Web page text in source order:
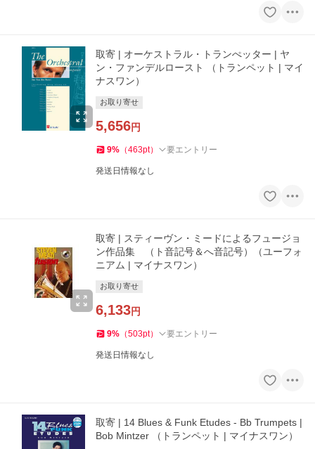
取寄 | オーケストラル・トランぺッター | ヤ
ン・ファンデルロースト （トランペット | マイ
ナスワン）
お取り寄せ
5,656円
9% （463pt） 要エントリー
発送日情報なし
取寄 | スティーヴン・ミードによるフュージョ
ン作品集 （ト音記号＆へ音記号）（ユーフォ
ニアム | マイナスワン）
お取り寄せ
6,133円
9% （503pt） 要エントリー
発送日情報なし
取寄 | 14 Blues & Funk Etudes - Bb Trumpets |
Bob Mintzer （トランペット | マイナスワン）